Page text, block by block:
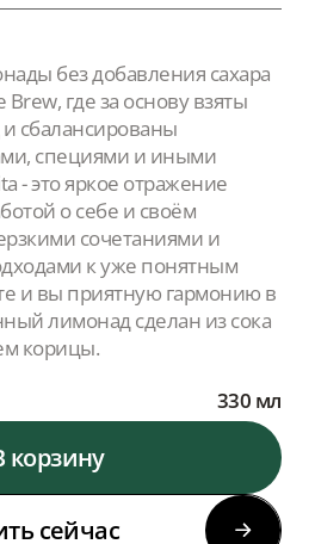
без добавления сахара
где за основу взяты
и сбалансированы
специями и иными
- это яркое отражение
о себе и своём
сочетаниями и
к уже понятным
и вы приятную гармонию в
лимонад сделан из сока
корицы.
330 мл
корзину
сейчас